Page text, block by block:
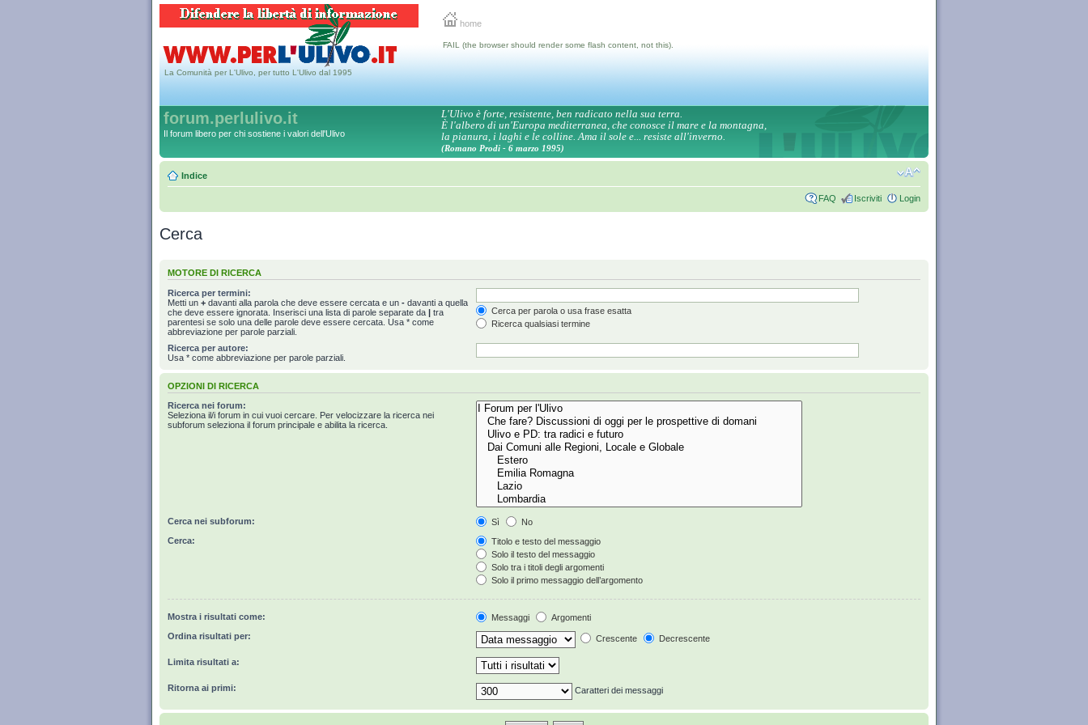
home
La Comunità per L'Ulivo, per tutto L'Ulivo dal 1995
FAIL (the browser should render some flash content, not this).
forum.perlulivo.it
Il forum libero per chi sostiene i valori dell'Ulivo
L'Ulivo è forte, resistente, ben radicato nella sua terra.
È l'albero di un'Europa mediterranea, che conosce il mare e la montagna,
la pianura, i laghi e le colline. Ama il sole e... resiste all'inverno.
(Romano Prodi - 6 marzo 1995)
Indice
FAQ Iscriviti Login
Cerca
MOTORE DI RICERCA
Ricerca per termini:
Metti un + davanti alla parola che deve essere cercata e un - davanti a quella
che deve essere ignorata. Inserisci una lista di parole separate da | tra
parentesi se solo una delle parole deve essere cercata. Usa * come
abbreviazione per parole parziali.
Cerca per parola o usa frase esatta
Ricerca qualsiasi termine
Ricerca per autore:
Usa * come abbreviazione per parole parziali.
OPZIONI DI RICERCA
Ricerca nei forum:
Seleziona il/i forum in cui vuoi cercare. Per velocizzare la ricerca nei
subforum seleziona il forum principale e abilita la ricerca.
Cerca nei subforum: Sì
No
Cerca:
Titolo e testo del messaggio
Solo il testo del messaggio
Solo tra i titoli degli argomenti
Solo il primo messaggio dell’argomento
Mostra i risultati come: Messaggi
Argomenti
Ordina risultati per:
Crescente Decrescente
Limita risultati a:
Ritorna ai primi: Caratteri dei messaggi